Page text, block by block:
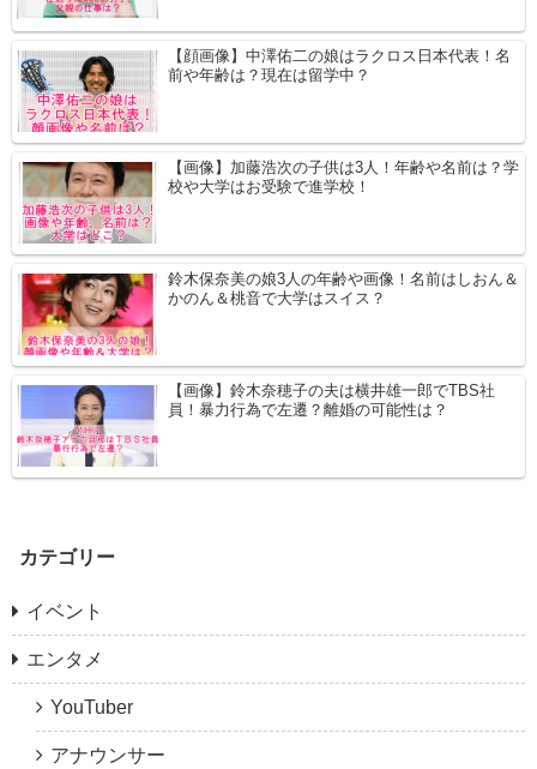
【顔画像】中澤佑二の娘はラクロス日本代表！名
前や年齢は？現在は留学中？
【画像】加藤浩次の子供は3人！年齢や名前は？学
校や大学はお受験で進学校！
鈴木保奈美の娘3人の年齢や画像！名前はしおん＆
かのん＆桃音で大学はスイス？
【画像】鈴木奈穂子の夫は横井雄一郎でTBS社
員！暴力行為で左遷？離婚の可能性は？
カテゴリー
イベント
エンタメ
YouTuber
アナウンサー